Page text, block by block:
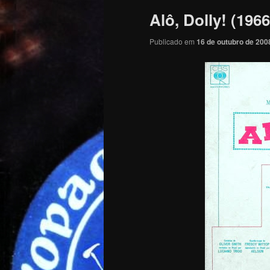
Alô, Dolly!
Publicado em 16 de outubro de